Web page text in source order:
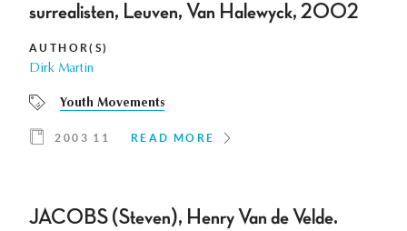
surrealisten, Leuven, Van Halewyck, 2002
AUTHOR(S)
Dirk Martin
Youth Movements
2003 11 READ MORE
JACOBS (Steven), Henry Van de Velde.